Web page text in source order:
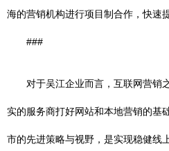
海的营销机构进行项目制合作，快速
###
对于吴江企业而言，互联网营销
实的服务商打好网站和本地营销的基
市的先进策略与视野，是实现稳健线